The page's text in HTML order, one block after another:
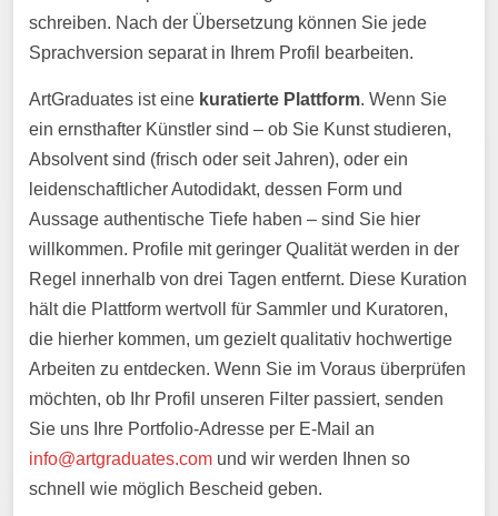
schreiben. Nach der Übersetzung können Sie jede
Sprachversion separat in Ihrem Profil bearbeiten.
ArtGraduates ist eine kuratierte Plattform. Wenn Sie
ein ernsthafter Künstler sind – ob Sie Kunst studieren,
Absolvent sind (frisch oder seit Jahren), oder ein
leidenschaftlicher Autodidakt, dessen Form und
Aussage authentische Tiefe haben – sind Sie hier
willkommen. Profile mit geringer Qualität werden in der
Regel innerhalb von drei Tagen entfernt. Diese Kuration
hält die Plattform wertvoll für Sammler und Kuratoren,
die hierher kommen, um gezielt qualitativ hochwertige
Arbeiten zu entdecken. Wenn Sie im Voraus überprüfen
möchten, ob Ihr Profil unseren Filter passiert, senden
Sie uns Ihre Portfolio-Adresse per E-Mail an
info@artgraduates.com und wir werden Ihnen so
schnell wie möglich Bescheid geben.